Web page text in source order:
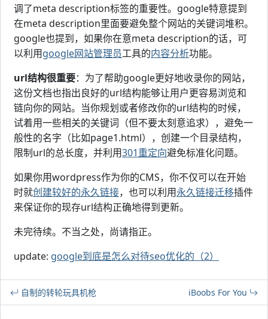
调了meta description标签的重要性。google特意提到
在meta description里面要避免整个网站的关键词堆积。
google也提到，如果你在意meta description的话，可
以利用google网站管理员工具的内容分析功能。
url结构很重要：为了帮助google更好地收录你的网站，
这份文档也指出良好的url结构能够让用户更容易浏览和
链向你的网站。当你规划或者修改你的url结构的时候，
试着用一些相关的关键词（但不要太刻意追求），避免一
般性的名字（比如page1.html），创建一个目录结构，
限制url的总长度，并利用301重定向避免标准化问题。
如果你用wordpress作为你的CMS，你不仅可以在开始
时就创建较好的永久链接，也可以利用永久链接迁移插件
来保证你的现存url结构正确地得到更新。
未完待续。不当之处，尚请指正。
update: google到底是怎么对待seo优化的（2）
自制的转轮玩具机枪 iBoobs For You